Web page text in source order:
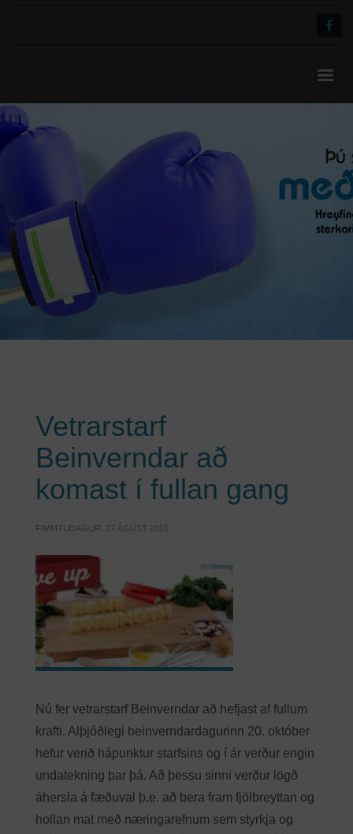
Vetrarstarf
Beinverndar að
komast í fullan gang
FIMMTUDAGUR, 27 ÁGÚST 2015
Nú fer vetrarstarf Beinverndar að hefjast af fullum
krafti. Alþjóðlegi beinverndardagurinn 20. október
hefur verið hápunktur starfsins og í ár verður engin
undatekning þar þá. Að þessu sinni verður lögð
áhersla á fæðuval þ.e. að bera fram fjölbreyttan og
hollan mat með næringarefnum sem styrkja og